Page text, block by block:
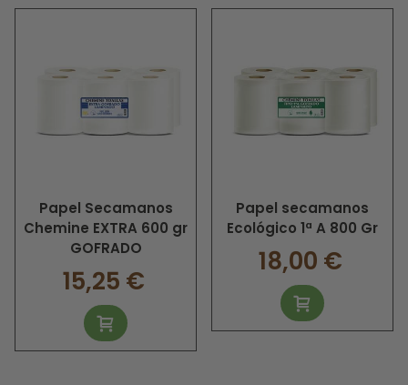
Papel Secamanos
Chemine EXTRA 600 gr
GOFRADO
15,25 €
Papel secamanos
Ecológico 1ª A 800 Gr
18,00 €